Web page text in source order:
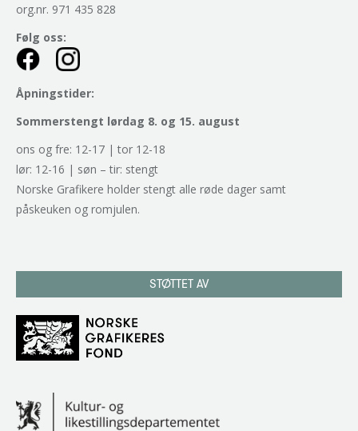
org.nr. 971 435 828
Følg oss:
Åpningstider:
Sommerstengt lørdag 8. og 15. august
ons og fre: 12-17 | tor 12-18
lør: 12-16 | søn – tir: stengt
Norske Grafikere holder stengt alle røde dager samt
påskeuken og romjulen.
STØTTET AV